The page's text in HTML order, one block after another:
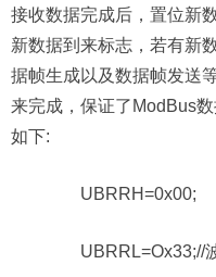
接收数据完成后，置位新
新数据到来标志，若有新
据帧生成以及数据帧发送
来完成，保证了ModBus
如下:
UBRRH=0x00;
UBRRL=Ox33;//